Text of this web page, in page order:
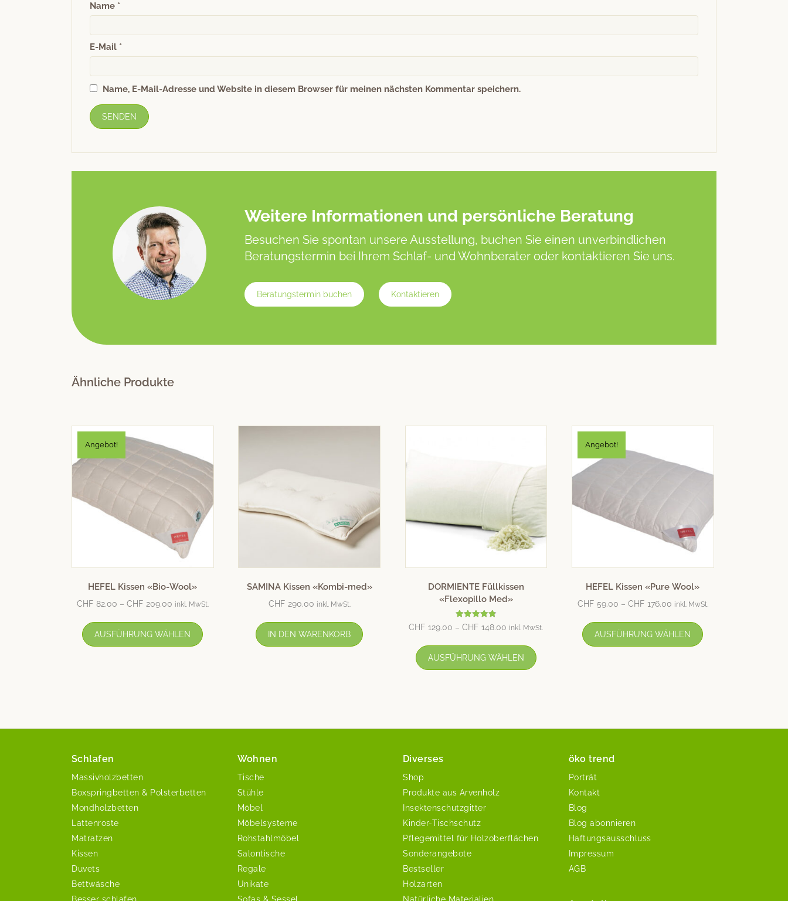
Name *
E-Mail *
Name, E-Mail-Adresse und Website in diesem Browser für meinen nächsten Kommentar speichern.
Weitere Informationen und persönliche Beratung
Besuchen Sie spontan unsere Ausstellung, buchen Sie einen unverbindlichen
Beratungstermin bei Ihrem Schlaf- und Wohnberater oder kontaktieren Sie uns.
Beratungstermin buchen Kontaktieren
Ähnliche Produkte
Angebot!
HEFEL Kissen «Bio-Wool»
CHF 82.00 – CHF 209.00 inkl. MwSt.
AUSFÜHRUNG WÄHLEN
SAMINA Kissen «Kombi-med»
CHF 290.00 inkl. MwSt.
IN DEN WARENKORB
DORMIENTE Füllkissen
«Flexopillo Med»
Bewertet
mit
von 5
CHF 129.00 –CHF 148.00 inkl. MwSt.
AUSFÜHRUNG WÄHLEN
Angebot!
HEFEL Kissen «Pure Wool»
CHF 59.00 – CHF 176.00 inkl. MwSt.
AUSFÜHRUNG WÄHLEN
Schlafen
Massivholzbetten
Boxspringbetten & Polsterbetten
Mondholzbetten
Lattenroste
Matratzen
Kissen
Duvets
Bettwäsche
Wohnen
Tische
Stühle
Möbel
Möbelsysteme
Rohstahlmöbel
Salontische
Regale
Unikate
Diverses
Shop
Produkte aus Arvenholz
Insektenschutzgitter
Kinder-Tischschutz
Pflegemittel für Holzoberflächen
Sonderangebote
Bestseller
Holzarten
öko trend
Porträt
Kontakt
Blog
Blog abonnieren
Haftungsausschluss
Impressum
AGB